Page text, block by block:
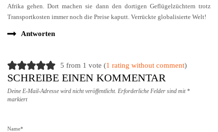
Afrika gehen. Dort machen sie dann den dortigen Geflügelzüchtern trotz
Transportkosten immer noch die Preise kaputt. Verrückte globalisierte Welt!
Antworten
5 from 1 vote (1 rating without comment)
SCHREIBE EINEN KOMMENTAR
Deine E-Mail-Adresse wird nicht veröffentlicht. Erforderliche Felder sind mit *
markiert
Name*